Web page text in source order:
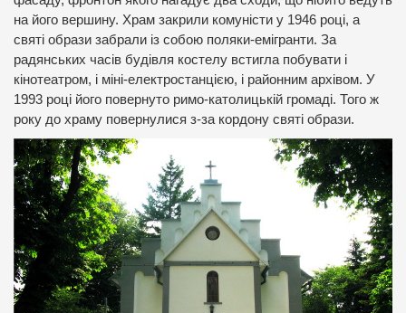
на його вершину. Храм закрили комуністи у 1946 році, а
святі образи забрали із собою поляки-емігранти. За
радянських часів будівля костелу встигла побувати і
кінотеатром, і міні-електростанцією, і районним архівом. У
1993 році його повернуто римо-католицькій громаді. Того ж
року до храму повернулися з-за кордону святі образи.